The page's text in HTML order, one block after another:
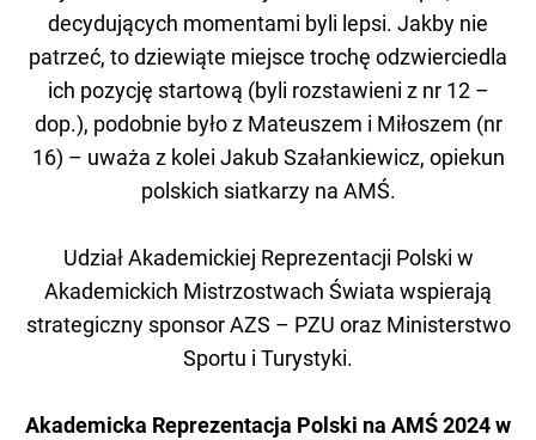
decydujących momentami byli lepsi. Jakby nie
patrzeć, to dziewiąte miejsce trochę odzwierciedla
ich pozycję startową (byli rozstawieni z nr 12 –
dop.), podobnie było z Mateuszem i Miłoszem (nr
16) – uważa z kolei Jakub Szałankiewicz, opiekun
polskich siatkarzy na AMŚ.
Udział Akademickiej Reprezentacji Polski w
Akademickich Mistrzostwach Świata wspierają
strategiczny sponsor AZS – PZU oraz Ministerstwo
Sportu i Turystyki.
Akademicka Reprezentacja Polski na AMŚ 2024 w